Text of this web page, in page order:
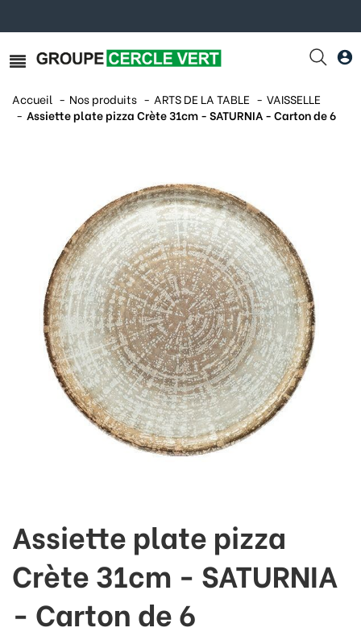
Accueil Nos produits ARTS DE LA TABLE
VAISSELLE
Assiette plate pizza Crète 31cm - SATURNIA - Carton de 6
Assiette plate pizza
Crète 31cm - SATURNIA
- Carton de 6